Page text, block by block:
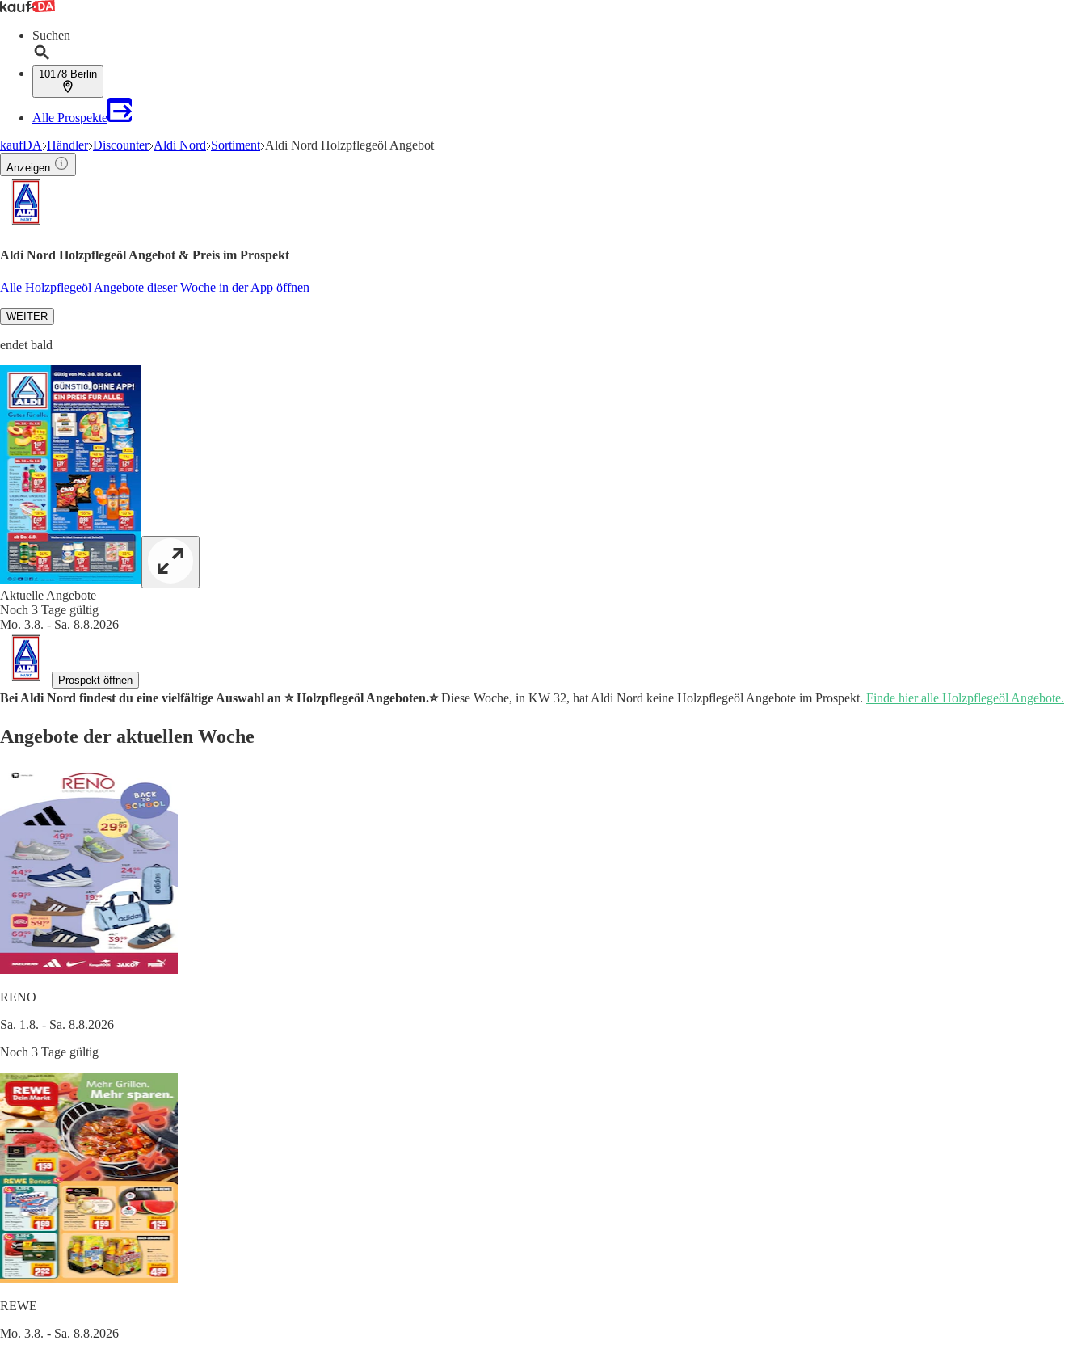
Suchen
10178 Berlin
Alle Prospekte
kaufDA Händler Discounter Aldi Nord Sortiment Aldi Nord Holzpflegeöl Angebot
Anzeigen
Aldi Nord Holzpflegeöl Angebot & Preis im Prospekt
Alle Holzpflegeöl Angebote dieser Woche in der App öffnen
WEITER
endet bald
Aktuelle Angebote
Noch 3 Tage gültig
Mo. 3.8. - Sa. 8.8.2026
Prospekt öffnen
Bei Aldi Nord findest du eine vielfältige Auswahl an ⭐️ Holzpflegeöl Angeboten.⭐️Diese Woche, in KW 32, hat Aldi Nord keine Holzpflegeöl Angebote im Prospekt. Finde hier alle Holzpflegeöl Angebote.
Angebote der aktuellen Woche
RENO
Sa. 1.8. - Sa. 8.8.2026
Noch 3 Tage gültig
REWE
Mo. 3.8. - Sa. 8.8.2026